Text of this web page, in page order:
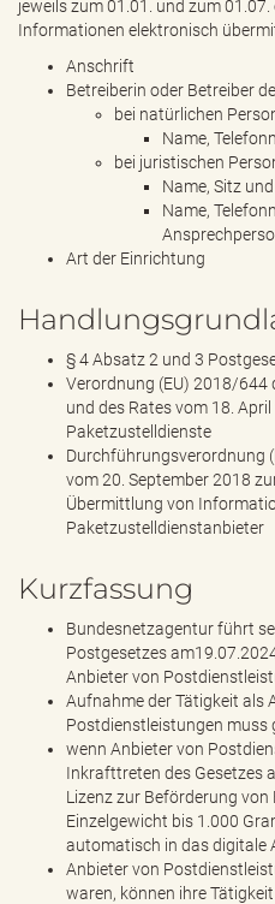
jeweils zum 01.01. und zum
Informationen elektronisch
Anschrift
Betreiberin oder Betreiber
bei natürlichen
Name,
bei juristischen
Name, Sitz
Name,
Art der Einrichtung
§ 4 Absatz 2 und 3
Verordnung (EU) 2018/644
und des Rates vom 18.
Paketzustelldienste
Durchführungsverordnung
vom 20. September 2018
Übermittlung von
Paketzustelldienstanbieter
Kurzfassung
Bundesnetzagentur führt
Postgesetzes
Anbieter von
Aufnahme der Tätigkeit als
Postdienstleistungen muss
wenn Anbieter von
Inkrafttreten des Gesetzes
Lizenz zur Beförderung
Einzelgewicht bis 1.000
automatisch in das digitale
Anbieter von
waren, können ihre